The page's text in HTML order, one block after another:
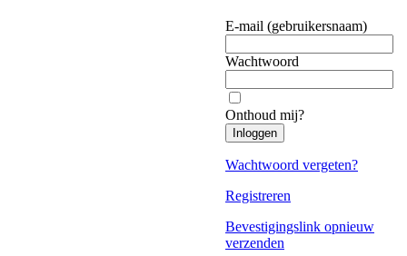
E-mail (gebruikersnaam)
Wachtwoord
Onthoud mij?
Inloggen
Wachtwoord vergeten?
Registreren
Bevestigingslink opnieuw
verzenden